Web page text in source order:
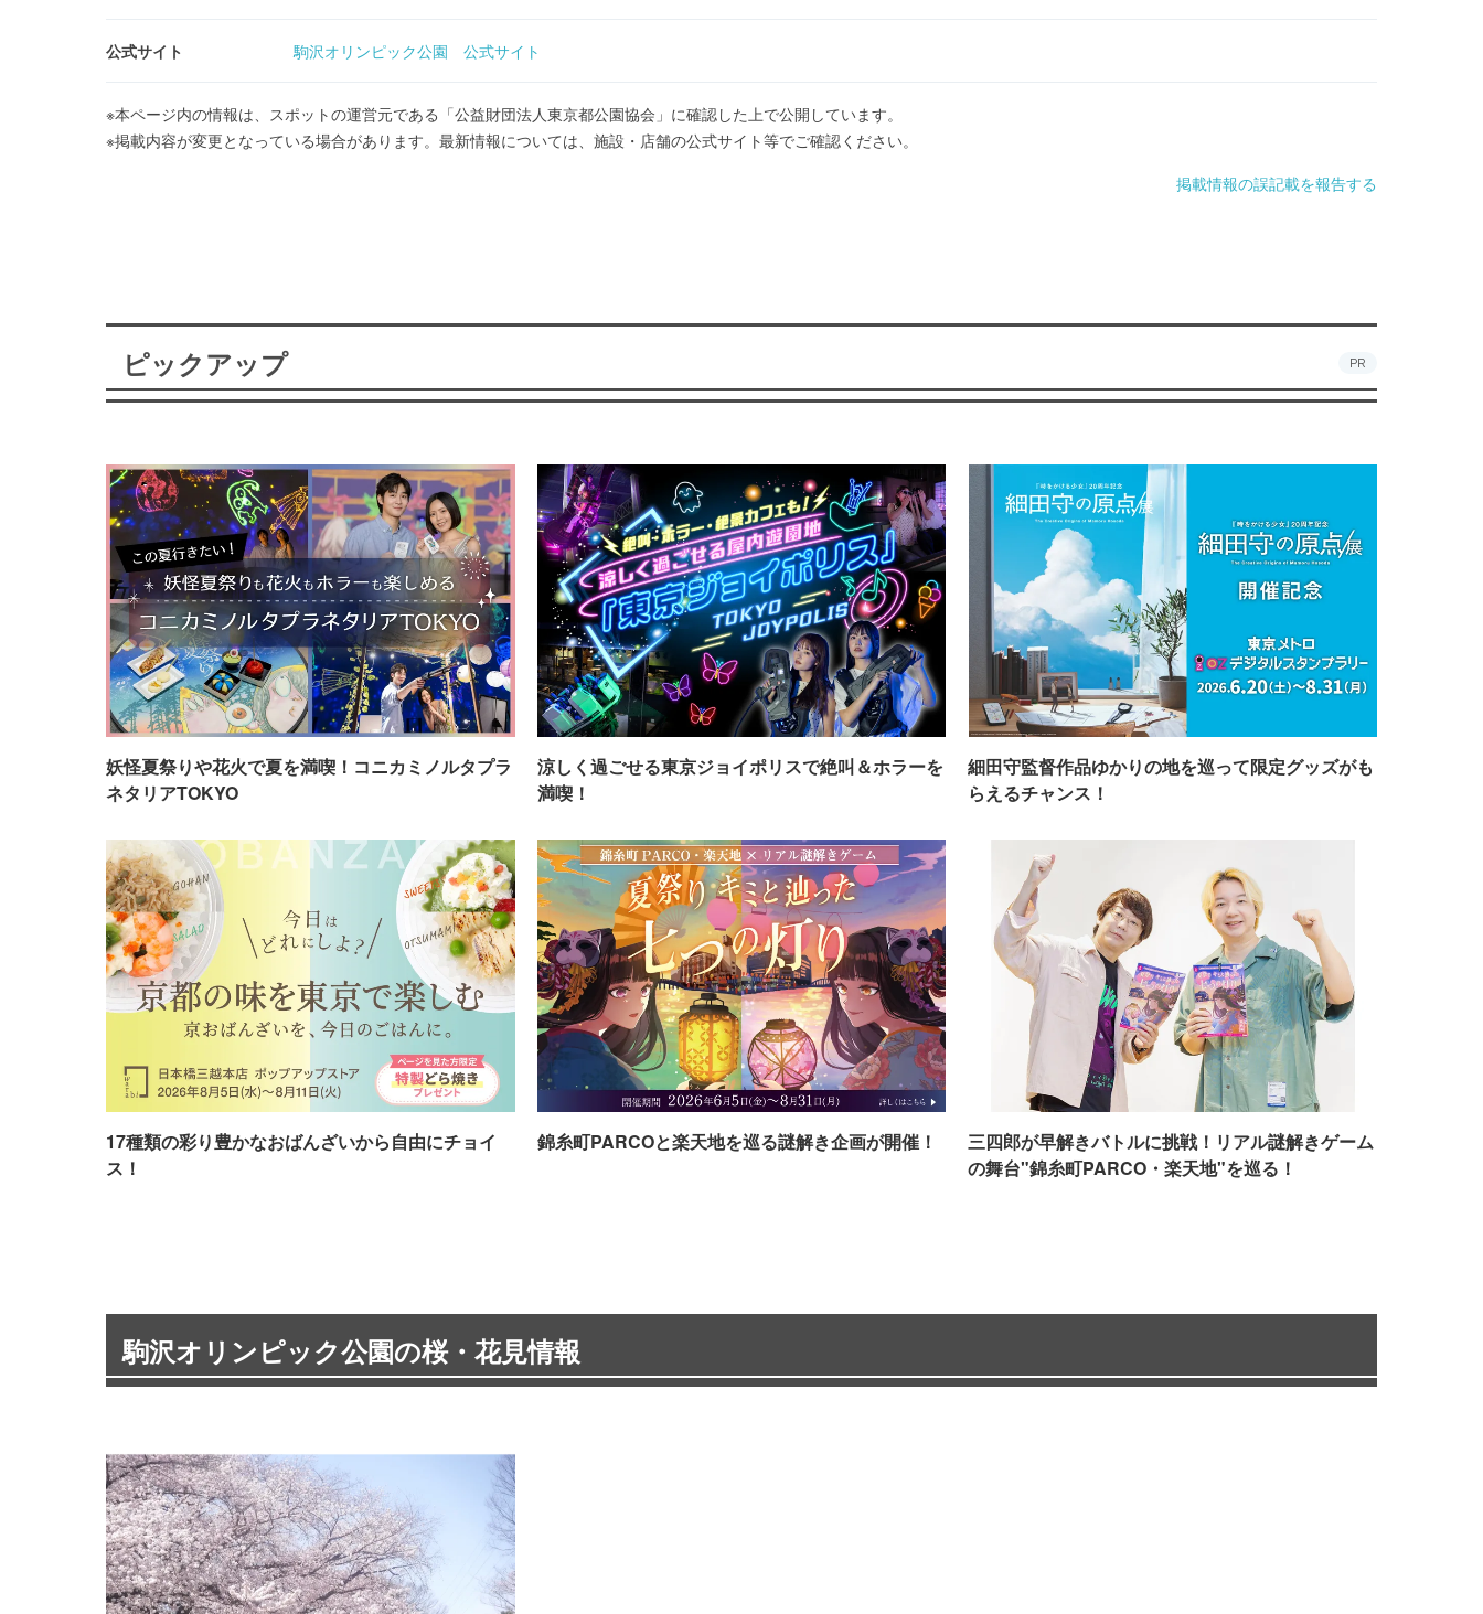
公式サイト 駒沢オリンピック公園 公式サイト
※本ページ内の情報は、スポットの運営元である「公益財団法人東京都公園協会」に確認した上で公開しています。
※掲載内容が変更となっている場合があります。最新情報については、施設・店舗の公式サイト等でご確認ください。
掲載情報の誤記載を報告する
ピックアップ PR
妖怪夏祭りや花火で夏を満喫！コニカミノルタプラ
ネタリアTOKYO
涼しく過ごせる東京ジョイポリスで絶叫＆ホラーを
満喫！
細田守監督作品ゆかりの地を巡って限定グッズがも
らえるチャンス！
17種類の彩り豊かなおばんざいから自由にチョイ
ス！
錦糸町PARCOと楽天地を巡る謎解き企画が開催！
三四郎が早解きバトルに挑戦！リアル謎解きゲーム
の舞台"錦糸町PARCO・楽天地"を巡る！
駒沢オリンピック公園の桜・花見情報